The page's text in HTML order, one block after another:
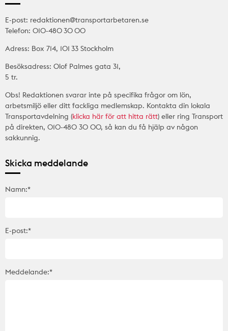
E-post: redaktionen@transportarbetaren.se
Telefon: 010-480 30 00
Adress: Box 714, 101 33 Stockholm
Besöksadress: Olof Palmes gata 31,
5 tr.
Obs! Redaktionen svarar inte på specifika frågor om lön,
arbetsmiljö eller ditt fackliga medlemskap. Kontakta din lokala
Transportavdelning (klicka här för att hitta rätt) eller ring Transport
på direkten, 010-480 30 00, så kan du få hjälp av någon
sakkunnig.
Skicka meddelande
Namn:*
E-post:*
Meddelande:*